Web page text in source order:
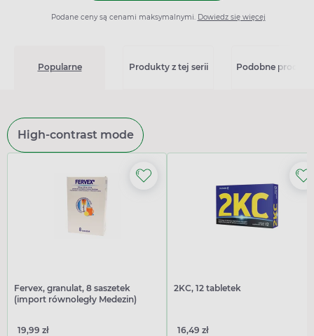
Podane ceny są cenami maksymalnymi. Dowiedz się więcej
Popularne Produkty z tej serii Podobne
High-contrast mode
Fervex, granulat, 8 saszetek
(import równoległy Medezin)
19,99 zł
2KC, 12 tabletek
16,49 zł